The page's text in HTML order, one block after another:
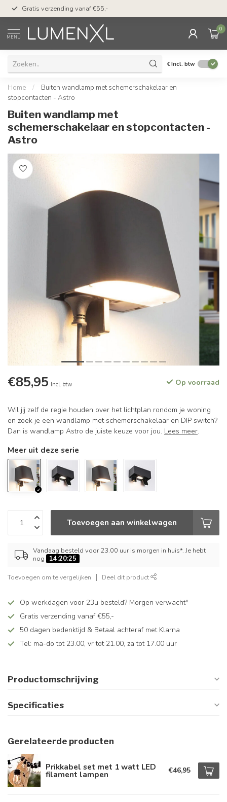
Gratis verzending vanaf €55,-
MENU
0
€Incl. btw
Home /
Buiten wandlamp met schemerschakelaar en
stopcontacten - Astro
Buiten wandlamp met
schemerschakelaar en stopcontacten -
Astro
€85,95 Incl. btw Op voorraad
Wil jij zelf de regie houden over het lichtplan rondom je woning
en zoek je een wandlamp met schemerschakelaar en DIP switch?
Dan is wandlamp Astro de juiste keuze voor jou. Lees meer.
Meer uit deze serie
Toevoegen aan winkelwagen
Vandaag besteld voor 23.00 uur is morgen in huis*. Je hebt
nog
14:20:24
Toevoegen om te vergelijken Deel dit product
Op werkdagen voor 23u besteld? Morgen verwacht*
Gratis verzending vanaf €55,-
50 dagen bedenktijd & Betaal achteraf met Klarna
Tel: ma-do tot 23.00, vr tot 21.00, za tot 17.00 uur
Productomschrijving
Specificaties
Gerelateerde producten
Prikkabel set met 1 watt LED
filament lampen €46,95